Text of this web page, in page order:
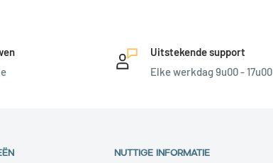
Uitstekende support
Elke werkdag 9u00 - 17u00
NUTTIGE INFORMATIE